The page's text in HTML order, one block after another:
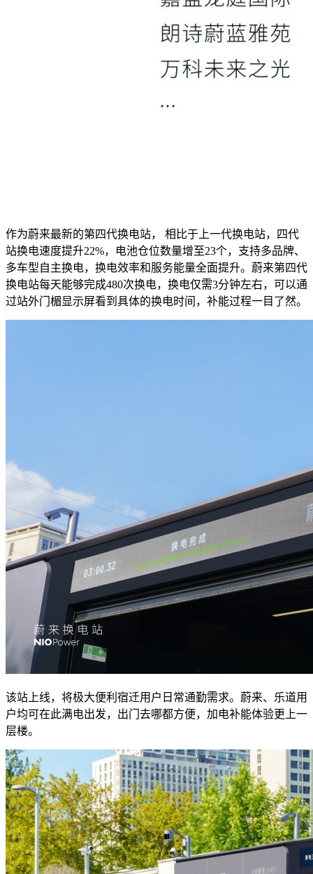
作为蔚来最新的第四代换电站， 相比于上一代换电站，四代
站换电速度提升22%，电池仓位数量增至23个，支持多品牌、
多车型自主换电，换电效率和服务能量全面提升。蔚来第四代
换电站每天能够完成480次换电，换电仅需3分钟左右，可以通
过站外门楣显示屏看到具体的换电时间，补能过程一目了然。
该站上线，将极大便利宿迁用户日常通勤需求。蔚来、乐道用
户均可在此满电出发，出门去哪都方便，加电补能体验更上一
层楼。